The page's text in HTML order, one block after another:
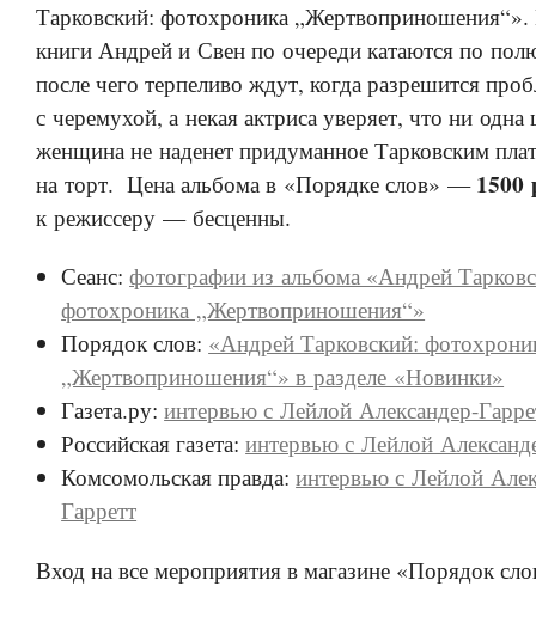
Тарковский: фотохроника „Жертвоприношения“».
книги Андрей и Свен по очереди катаются по
после чего терпеливо ждут, когда разрешится
с черемухой, а некая актриса уверяет, что ни одна
женщина не наденет придуманное Тарковским
на торт. Цена альбома в «Порядке слов» — 1500
к режиссеру — бесценны.
Сеанс:фотографии из альбома «Андрей
фотохроника „Жертвоприношения“»
Порядок слов: «Андрей Тарковский:
„Жертвоприношения“» в разделе «Новинки»
Газета.ру:интервью с Лейлой Александер-
Российская газета:интервью с Лейлой
Комсомольская правда:интервью с Лейлой
Гарретт
Вход на все мероприятия в магазине «Порядок